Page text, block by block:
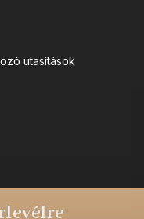
utasítások